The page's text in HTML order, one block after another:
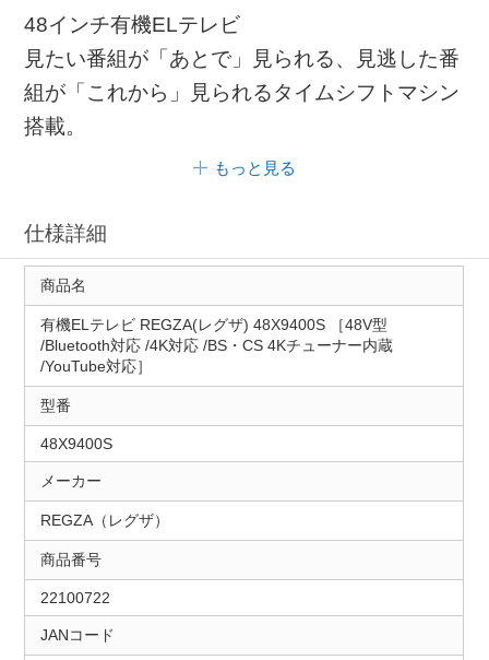
48インチ有機ELテレビ
見たい番組が「あとで」見られる、見逃した番
組が「これから」見られるタイムシフトマシン
搭載。
もっと見る
仕様詳細
商品名
有機ELテレビ REGZA(レグザ) 48X9400S ［48V型
/Bluetooth対応 /4K対応 /BS・CS 4Kチューナー内蔵
/YouTube対応］
型番
48X9400S
メーカー
REGZA（レグザ）
商品番号
22100722
JANコード